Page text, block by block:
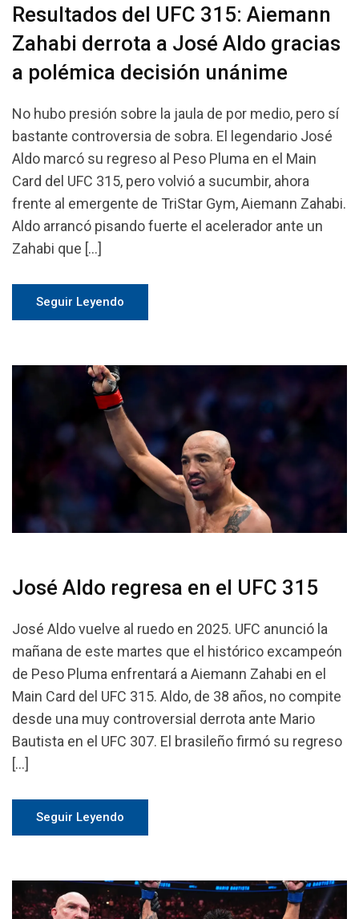
Resultados del UFC 315: Aiemann
Zahabi derrota a José Aldo gracias
a polémica decisión unánime
No hubo presión sobre la jaula de por medio, pero sí
bastante controversia de sobra. El legendario José
Aldo marcó su regreso al Peso Pluma en el Main
Card del UFC 315, pero volvió a sucumbir, ahora
frente al emergente de TriStar Gym, Aiemann Zahabi.
Aldo arrancó pisando fuerte el acelerador ante un
Zahabi que […]
Seguir Leyendo
José Aldo regresa en el UFC 315
José Aldo vuelve al ruedo en 2025. UFC anunció la
mañana de este martes que el histórico excampeón
de Peso Pluma enfrentará a Aiemann Zahabi en el
Main Card del UFC 315. Aldo, de 38 años, no compite
desde una muy controversial derrota ante Mario
Bautista en el UFC 307. El brasileño firmó su regreso
[…]
Seguir Leyendo